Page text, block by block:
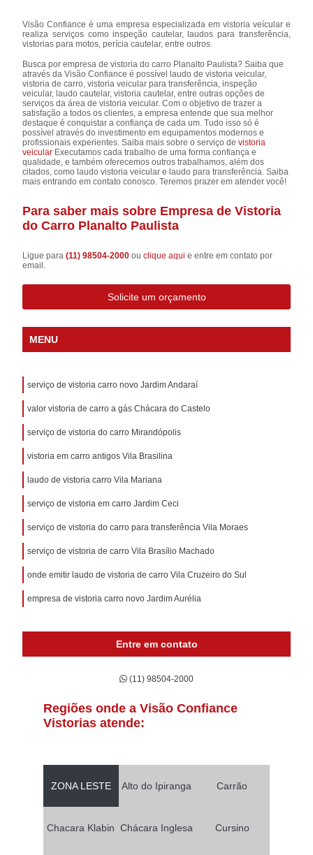
Visão Confiance é uma empresa especializada em vistoria veícular e
realiza serviços como inspeção cautelar, laudos para transferência,
vistorias para motos, perícia cautelar, entre outros.
Busca por empresa de vistoria do carro Planalto Paulista? Saiba que
através da Visão Confiance é possível laudo de vistoria veicular,
vistoria de carro, vistoria veicular para transferência, inspeção
veicular, laudo cautelar, vistoria cautelar, entre outras opções de
serviços da área de vistoria veicular. Com o objetivo de trazer a
satisfação a todos os clientes, a empresa entende que sua melhor
destaque é conquistar a confiança de cada um. Tudo isso só é
possível através do investimento em equipamentos modernos e
profissionais experientes. Saiba mais sobre o serviço devistoria
veicular Executamos cada trabalho de uma forma confiança e
qualidade, e também oferecemos outros trabalhamos, além dos
citados, como laudo vistoria veicular e laudo para transferência. Saiba
mais entrando em contato conosco. Teremos prazer em atender você!
Para saber mais sobre Empresa de Vistoria
do Carro Planalto Paulista
Ligue para(11) 98504-2000ouclique aqui e entre em contato por
email.
Solicite um orçamento
MENU
serviço de vistoria carro novo Jardim Andaraí
valor vistoria de carro a gás Chácara do Castelo
serviço de vistoria do carro Mirandópolis
vistoria em carro antigos Vila Brasilina
laudo de vistoria carro Vila Mariana
serviço de vistoria em carro Jardim Ceci
serviço de vistoria do carro para transferência Vila Moraes
serviço de vistoria de carro Vila Brasílio Machado
onde emitir laudo de vistoria de carro Vila Cruzeiro do Sul
empresa de vistoria carro novo Jardim Aurélia
Entre em contato
(11) 98504-2000
Regiões onde a Visão Confiance
Vistorias atende:
ZONA LESTE Alto do Ipiranga Carrão
Chacara Klabin Chácara Inglesa Cursino